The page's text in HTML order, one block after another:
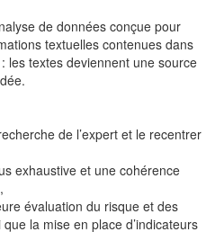
de données conçue pour
textuelles contenues dans
les textes deviennent une source
de l’expert et le recentrer
exhaustive et une cohérence
évaluation du risque et des
la mise en place d’indicateurs